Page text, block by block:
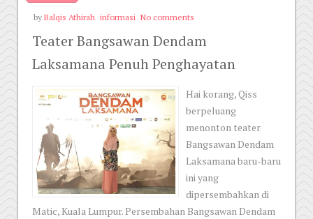
by Balqis Athirah informasi No comments
Teater Bangsawan Dendam
Laksamana Penuh Penghayatan
Hai korang, Qiss
berpeluang
menonton teater
Bangsawan Dendam
Laksamana baru-baru
ini yang
dipersembahkan di
Matic, Kuala Lumpur. Persembahan Bangsawan Dendam